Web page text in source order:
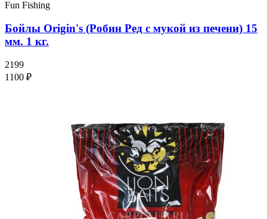
Fun Fishing
Бойлы Origin's (Робин Ред с мукой из печени) 15
мм. 1 кг.
2199
1100 ₽